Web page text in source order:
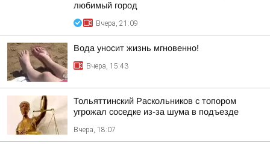
любимый город
Вчера, 21:09
Вода уносит жизнь мгновенно!
Вчера, 15:43
Тольяттинский Раскольников с топором
угрожал соседке из-за шума в подъезде
Вчера, 18:07